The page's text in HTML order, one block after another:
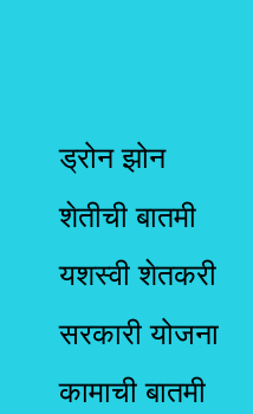
ड्रोन झोन
शेतीची बातमी
यशस्वी शेतकरी
सरकारी योजना
कामाची बातमी